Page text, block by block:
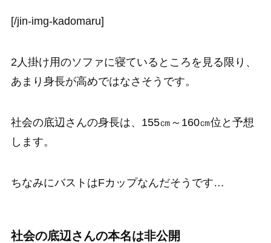
[/jin-img-kadomaru]
2人掛け用のソファに寝ているところを見る限り、
あまり身長が高めではなさそうです。
社会の底辺さんの身長は、155㎝～160㎝位と予想
します。
ちなみにバストはFカップなんだそうです…
社会の底辺さんの本名は非公開